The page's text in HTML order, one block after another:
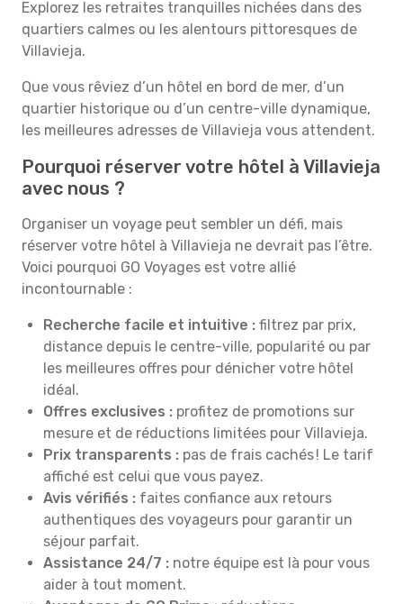
Explorez les retraites tranquilles nichées dans des
quartiers calmes ou les alentours pittoresques de
Villavieja.
Que vous rêviez d’un hôtel en bord de mer, d’un
quartier historique ou d’un centre-ville dynamique,
les meilleures adresses de Villavieja vous attendent.
Pourquoi réserver votre hôtel à Villavieja
avec nous ?
Organiser un voyage peut sembler un défi, mais
réserver votre hôtel à Villavieja ne devrait pas l’être.
Voici pourquoi GO Voyages est votre allié
incontournable :
Recherche facile et intuitive : filtrez par prix,
distance depuis le centre-ville, popularité ou par
les meilleures offres pour dénicher votre hôtel
idéal.
Offres exclusives : profitez de promotions sur
mesure et de réductions limitées pour Villavieja.
Prix transparents : pas de frais cachés ! Le tarif
affiché est celui que vous payez.
Avis vérifiés : faites confiance aux retours
authentiques des voyageurs pour garantir un
séjour parfait.
Assistance 24/7 : notre équipe est là pour vous
aider à tout moment.